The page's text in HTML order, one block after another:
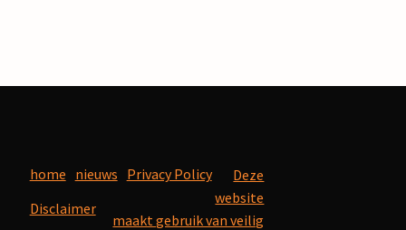
home nieuws Privacy Policy
Disclaimer
Deze
website
maakt gebruik van veilig